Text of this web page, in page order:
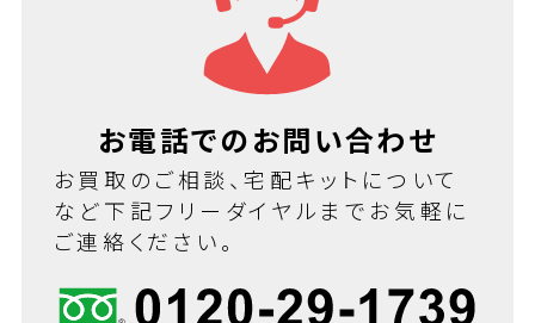
お電話でのお問い合わせ
お買取のご相談、宅配キットについて
など下記フリーダイヤルまでお気軽に
ご連絡ください。